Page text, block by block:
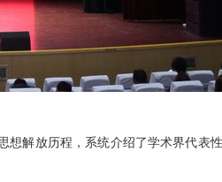
解放历程，系统介绍了学术界代表